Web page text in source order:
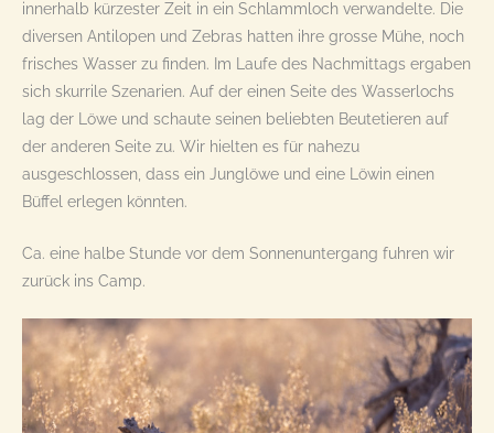
innerhalb kürzester Zeit in ein Schlammloch verwandelte. Die
diversen Antilopen und Zebras hatten ihre grosse Mühe, noch
frisches Wasser zu finden. Im Laufe des Nachmittags ergaben
sich skurrile Szenarien. Auf der einen Seite des Wasserlochs
lag der Löwe und schaute seinen beliebten Beutetieren auf
der anderen Seite zu. Wir hielten es für nahezu
ausgeschlossen, dass ein Junglöwe und eine Löwin einen
Büffel erlegen könnten.
Ca. eine halbe Stunde vor dem Sonnenuntergang fuhren wir
zurück ins Camp.